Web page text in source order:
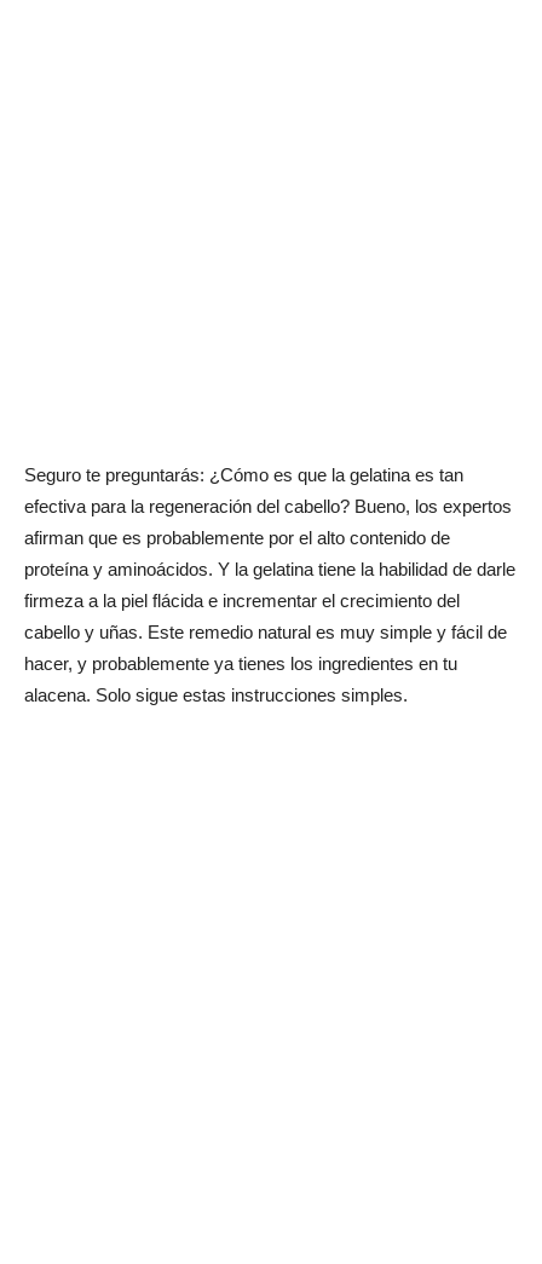
Seguro te preguntarás: ¿Cómo es que la gelatina es tan
efectiva para la regeneración del cabello? Bueno, los expertos
afirman que es probablemente por el alto contenido de
proteína y aminoácidos. Y la gelatina tiene la habilidad de darle
firmeza a la piel flácida e incrementar el crecimiento del
cabello y uñas. Este remedio natural es muy simple y fácil de
hacer, y probablemente ya tienes los ingredientes en tu
alacena. Solo sigue estas instrucciones simples.